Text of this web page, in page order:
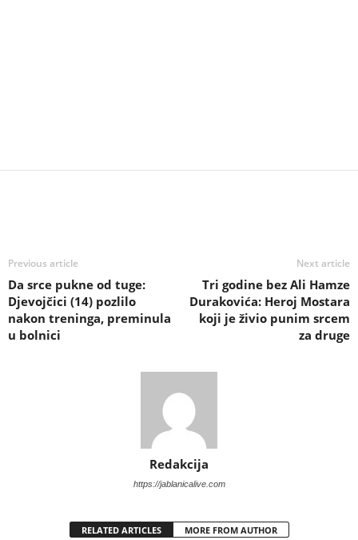
Previous article
Da srce pukne od tuge:
Djevojčici (14) pozlilo
nakon treninga, preminula
u bolnici
Next article
Tri godine bez Ali Hamze
Durakovića: Heroj Mostara
koji je živio punim srcem
za druge
Redakcija
https://jablanicalive.com
RELATED ARTICLES MORE FROM AUTHOR